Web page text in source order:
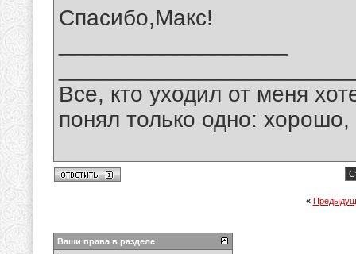
Спасибо,Макс!
Все, кто уходил от меня
понял только одно:
«
Ваши права в разделе